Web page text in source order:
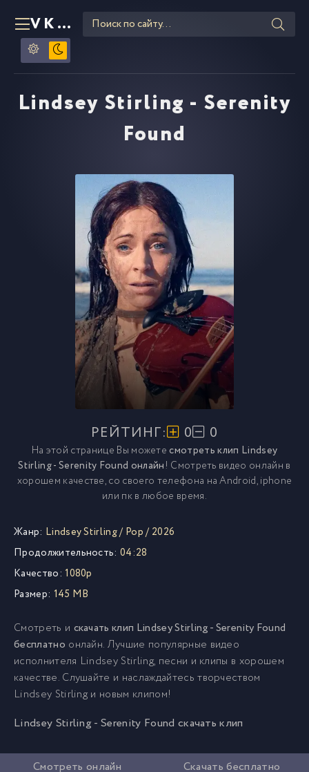
VKLIPE RU
Lindsey Stirling - Serenity
Found
РЕЙТИНГ: 0 0
На этой странице Вы можетесмотреть клип Lindsey
Stirling - Serenity Found онлайн! Смотреть видео онлайн в
хорошем качестве, со своего телефона на Android, iphone
или пк в любое время.
Жанр: Lindsey Stirling/ Pop/ 2026
Продолжительность: 04:28
Качество: 1080p
Размер: 145 MB
Смотреть и скачать клип Lindsey Stirling - Serenity Found
бесплатно онлайн. Лучшие популярные видео
исполнителя Lindsey Stirling, песни и клипы в хорошем
качестве. Слушайте и наслаждайтесь творчеством
Lindsey Stirling и новым клипом!
Lindsey Stirling - Serenity Found скачать клип
Смотреть онлайн Скачать бесплатно